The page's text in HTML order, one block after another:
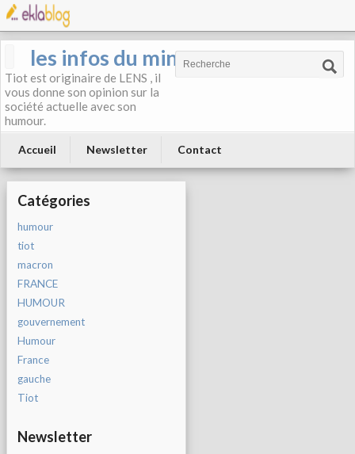
les infos du mineur
Tiot est originaire de LENS , il
vous donne son opinion sur la
société actuelle avec son
humour.
Accueil Newsletter Contact
Catégories
humour
tiot
macron
FRANCE
HUMOUR
gouvernement
Humour
France
gauche
Tiot
Newsletter